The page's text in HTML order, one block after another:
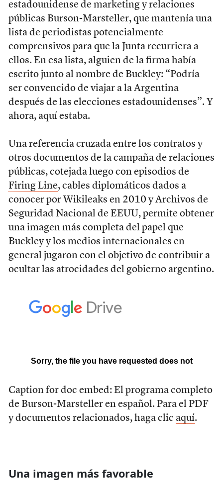
estadounidense de marketing y relaciones
públicas Burson-Marsteller, que mantenía una
lista de periodistas potencialmente
comprensivos para que la Junta recurriera a
ellos. En esa lista, alguien de la firma había
escrito junto al nombre de Buckley: “Podría
ser convencido de viajar a la Argentina
después de las elecciones estadounidenses”. Y
ahora, aquí estaba.
Una referencia cruzada entre los contratos y
otros documentos de la campaña de relaciones
públicas, cotejada luego con episodios de
Firing Line, cables diplomáticos dados a
conocer por Wikileaks en 2010 y Archivos de
Seguridad Nacional de EEUU, permite obtener
una imagen más completa del papel que
Buckley y los medios internacionales en
general jugaron con el objetivo de contribuir a
ocultar las atrocidades del gobierno argentino.
Caption for doc embed: El programa completo
de Burson-Marsteller en español. Para el PDF
y documentos relacionados, haga clic aquí.
Una imagen más favorable